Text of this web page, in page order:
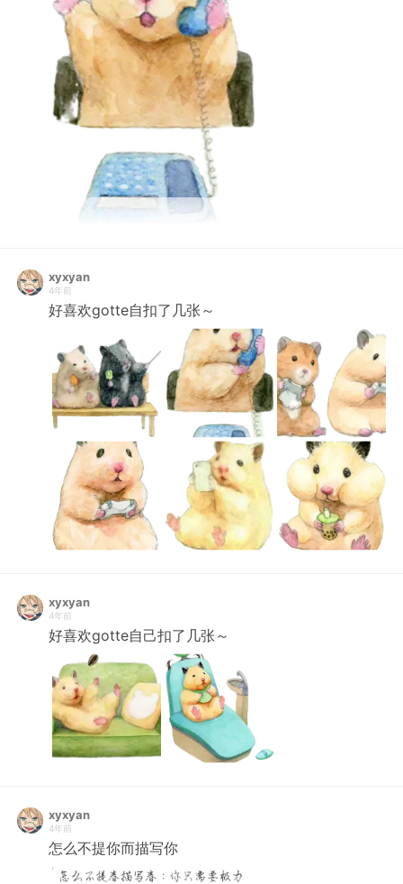
xyxyan
4年前
好喜欢gotte自扣了几张～
xyxyan
4年前
好喜欢gotte自己扣了几张～
xyxyan
4年前
怎么不提你而描写你